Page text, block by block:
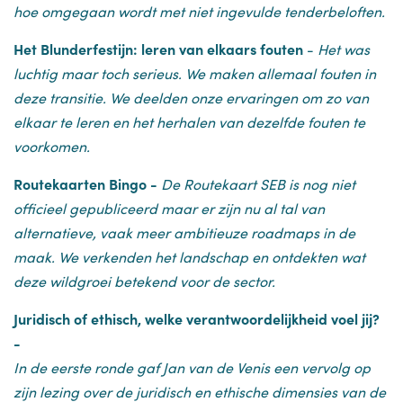
hoe omgegaan wordt met niet ingevulde tenderbeloften.
Het Blunderfestijn: leren van elkaars fouten - Het was
luchtig maar toch serieus. We maken allemaal fouten in
deze transitie. We deelden onze ervaringen om zo van
elkaar te leren en het herhalen van dezelfde fouten te
voorkomen.
Routekaarten Bingo - De Routekaart SEB is nog niet
officieel gepubliceerd maar er zijn nu al tal van
alternatieve, vaak meer ambitieuze roadmaps in de
maak. We verkenden het landschap en ontdekten wat
deze wildgroei betekend voor de sector.
Juridisch of ethisch, welke verantwoordelijkheid voel jij?
-
In de eerste ronde gaf Jan van de Venis een vervolg op
zijn lezing over de juridisch en ethische dimensies van de